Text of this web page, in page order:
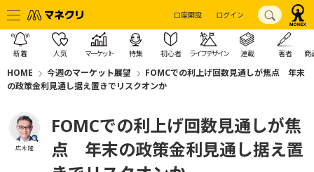
口座開設 ログイン
新着 人気 マーケット 特集 初心者 ライフデザイン 連載 著者 商
HOME 今週のマーケット展望
FOMCでの利上げ回数見通しが焦点 年末
の政策金利見通し据え置きでリスクオンか
広木 隆
FOMCでの利上げ回数見通しが焦
点 年末の政策金利見通し据え置